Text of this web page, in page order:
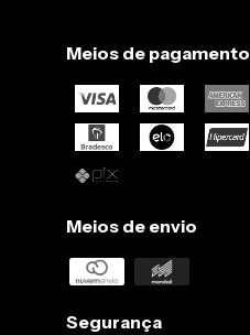
Meios de pagamento
Meios de envio
Segurança